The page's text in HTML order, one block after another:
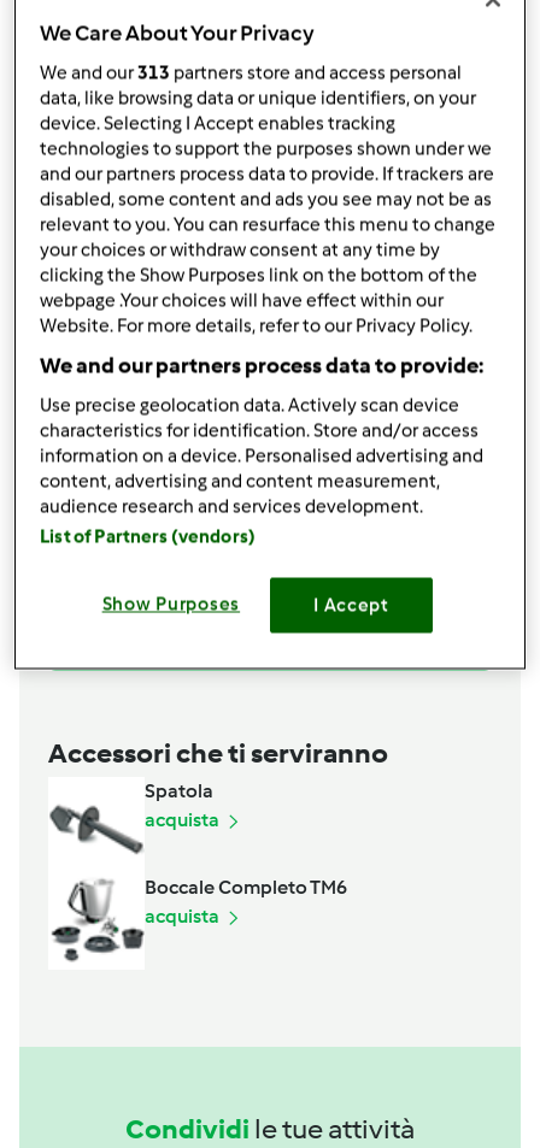
condividi la ricetta
Ingredienti
PASTA FROLLA:
300g farina
100g zucchero
1uovo
1/2 BUSTINA LIEVITO PER DOLCI
FARCIA
800gmele
SUCCO DI 1 LIMONE
2cucchiaidi zucchero
MARMELLATA DI FRAGOLE
ZUCCHERO A VELO Q.B.
Accessori che ti serviranno
Spatola
acquista
Boccale Completo TM6
acquista
Condividi le tue attività
We Care About Your Privacy
We and our313 partners store and access personal
data, like browsing data or unique identifiers, on your
device. Selecting I Accept enables tracking
technologies to support the purposes shown under we
and our partners process data to provide. If trackers are
disabled, some content and ads you see may not be as
relevant to you. You can resurface this menu to change
your choices or withdraw consent at any time by
clicking the Show Purposes link on the bottom of the
webpage .Your choices will have effect within our
Website. For more details, refer to our Privacy Policy.
We and our partners process data to provide:
Use precise geolocation data. Actively scan device
characteristics for identification. Store and/or access
information on a device. Personalised advertising and
content, advertising and content measurement,
audience research and services development.
List of Partners (vendors)
Show Purposes I Accept